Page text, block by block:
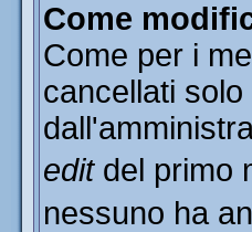
Come
Come per i
cancellati
editdel primo
nessuno ha